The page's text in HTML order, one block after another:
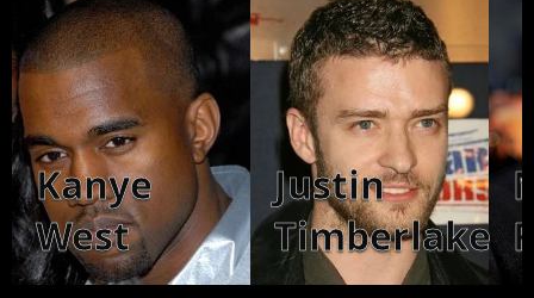
Kanye
West
Justin
Timberlake